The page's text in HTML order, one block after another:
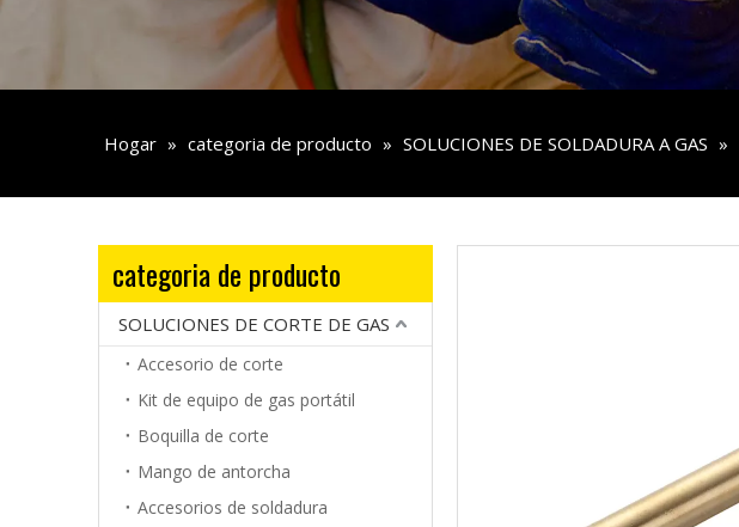
Hogar » categoria de producto » SOLUCIONES DE SOLDADURA A GAS »
categoria de producto
SOLUCIONES DE CORTE DE GAS
Accesorio de corte
Kit de equipo de gas portátil
Boquilla de corte
Mango de antorcha
Accesorios de soldadura